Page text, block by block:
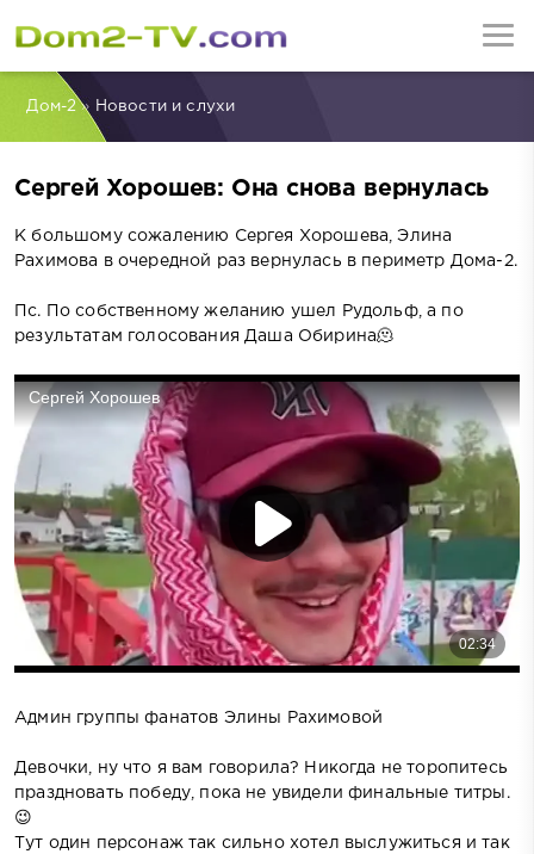
Дом-2» Новости и слухи
Сергей Хорошев: Она снова вернулась
К большому сожалению Сергея Хорошева, Элина
Рахимова в очередной раз вернулась в периметр Дома-2.
Пс. По собственному желанию ушел Рудольф, а по
результатам голосования Даша Обирина🫠
Админ группы фанатов Элины Рахимовой
Девочки, ну что я вам говорила? Никогда не торопитесь
праздновать победу, пока не увидели финальные титры.
😉
Тут один персонаж так сильно хотел выслужиться и так